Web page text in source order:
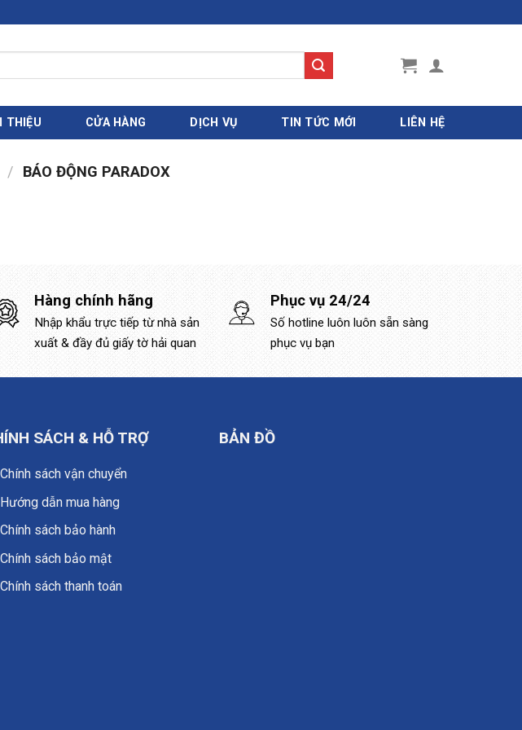
THIỆU CỬA HÀNG DỊCH VỤ TIN TỨC MỚI LIÊN HỆ
/ BÁO ĐỘNG PARADOX
Hàng chính hãng
Nhập khẩu trực tiếp từ nhà sản
xuất & đầy đủ giấy tờ hải quan
Phục vụ 24/24
Số hotline luôn luôn sẵn sàng
phục vụ bạn
SÁCH & HỖ TRỢ
Chính sách vận chuyển
Hướng dẫn mua hàng
Chính sách bảo hành
Chính sách bảo mật
Chính sách thanh toán
BẢN ĐỒ